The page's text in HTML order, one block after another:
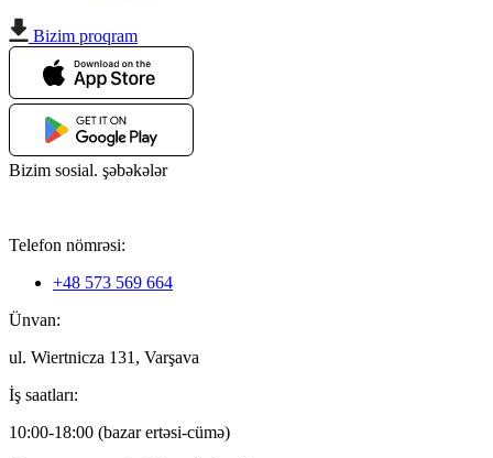
Bizim proqram
Bizim sosial. şəbəkələr
Telefon nömrəsi:
+48 573 569 664
Ünvan:
ul. Wiertnicza 131, Varşava
İş saatları:
10:00-18:00 (bazar ertəsi-cümə)